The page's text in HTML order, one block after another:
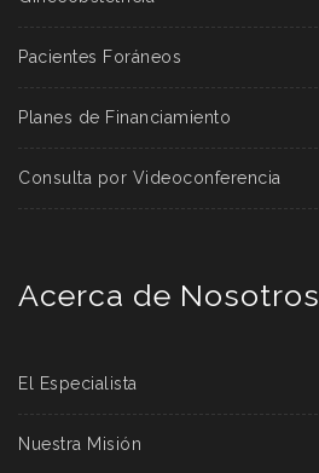
Pacientes Foráneos
Planes de Financiamiento
Consulta por Videoconferencia
Acerca de Nosotros
El Especialista
Nuestra Misión